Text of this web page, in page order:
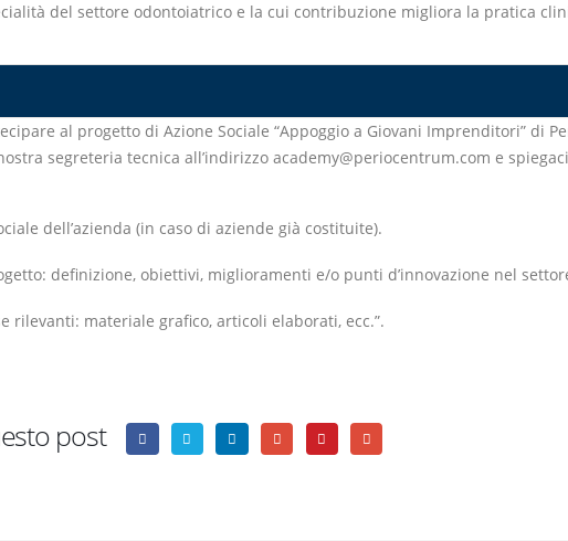
del settore odontoiatrico e la cui contribuzione migliora la pratica
al progetto di Azione Sociale “Appoggio a Giovani Imprenditori” di
segreteria tecnica all’indirizzo academy@periocentrum.com e
dell’azienda (in caso di aziende già costituite).
definizione, obiettivi, miglioramenti e/o punti d’innovazione nel
rilevanti: materiale grafico, articoli elaborati, ecc.”.
post